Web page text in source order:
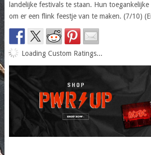
landelijke festivals te staan. Hun
om er een flink feestje van te maken. (7/10)
Loading Custom Ratings...